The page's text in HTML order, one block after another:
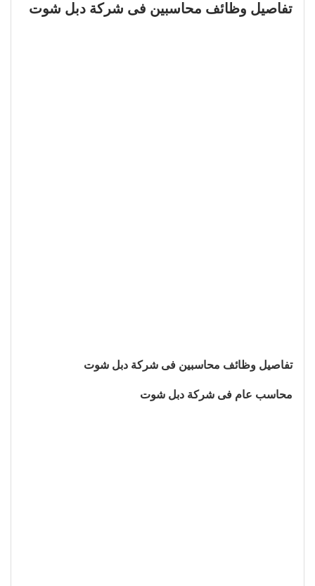
تفاصيل وظائف محاسبين فى شركة دبل شوت
تفاصيل وظائف محاسبين فى شركة دبل شوت
محاسب عام فى شركة دبل شوت